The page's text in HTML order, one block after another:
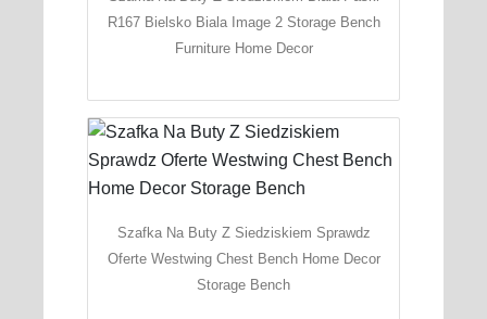
R167 Bielsko Biala Image 2 Storage Bench
Furniture Home Decor
Szafka Na Buty Z Siedziskiem Sprawdz
Oferte Westwing Chest Bench Home Decor
Storage Bench